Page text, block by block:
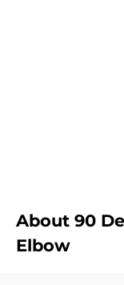
About 90
Elbow